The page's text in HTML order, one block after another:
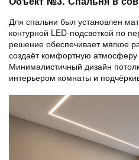
Для спальни был установлен
контурной LED-подсветкой по
решение обеспечивает мягкое
создаёт комфортную
Минималистичный дизайн
интерьером комнаты и